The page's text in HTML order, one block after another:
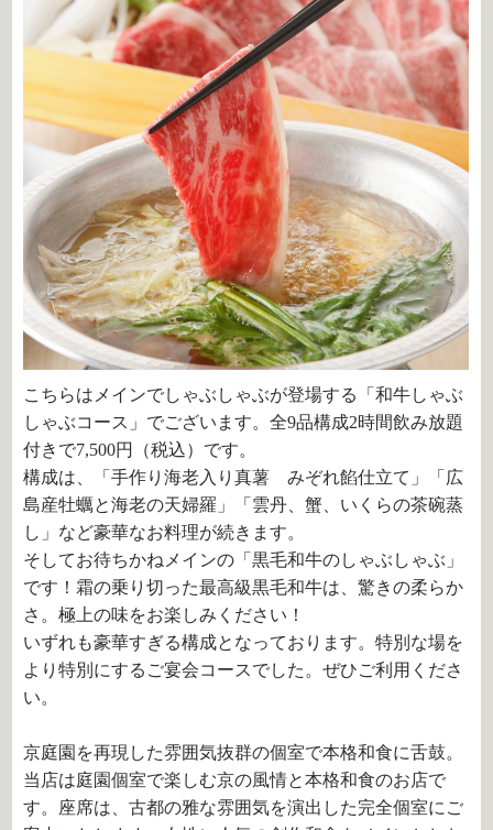
こちらはメインでしゃぶしゃぶが登場する「和牛しゃぶ
しゃぶコース」でございます。全9品構成2時間飲み放題
付きで7,500円（税込）です。
構成は、「手作り海老入り真薯 みぞれ餡仕立て」「広
島産牡蠣と海老の天婦羅」「雲丹、蟹、いくらの茶碗蒸
し」など豪華なお料理が続きます。
そしてお待ちかねメインの「黒毛和牛のしゃぶしゃぶ」
です！霜の乗り切った最高級黒毛和牛は、驚きの柔らか
さ。極上の味をお楽しみください！
いずれも豪華すぎる構成となっております。特別な場を
より特別にするご宴会コースでした。ぜひご利用くださ
い。
京庭園を再現した雰囲気抜群の個室で本格和食に舌鼓。
当店は庭園個室で楽しむ京の風情と本格和食のお店で
す。座席は、古都の雅な雰囲気を演出した完全個室にご